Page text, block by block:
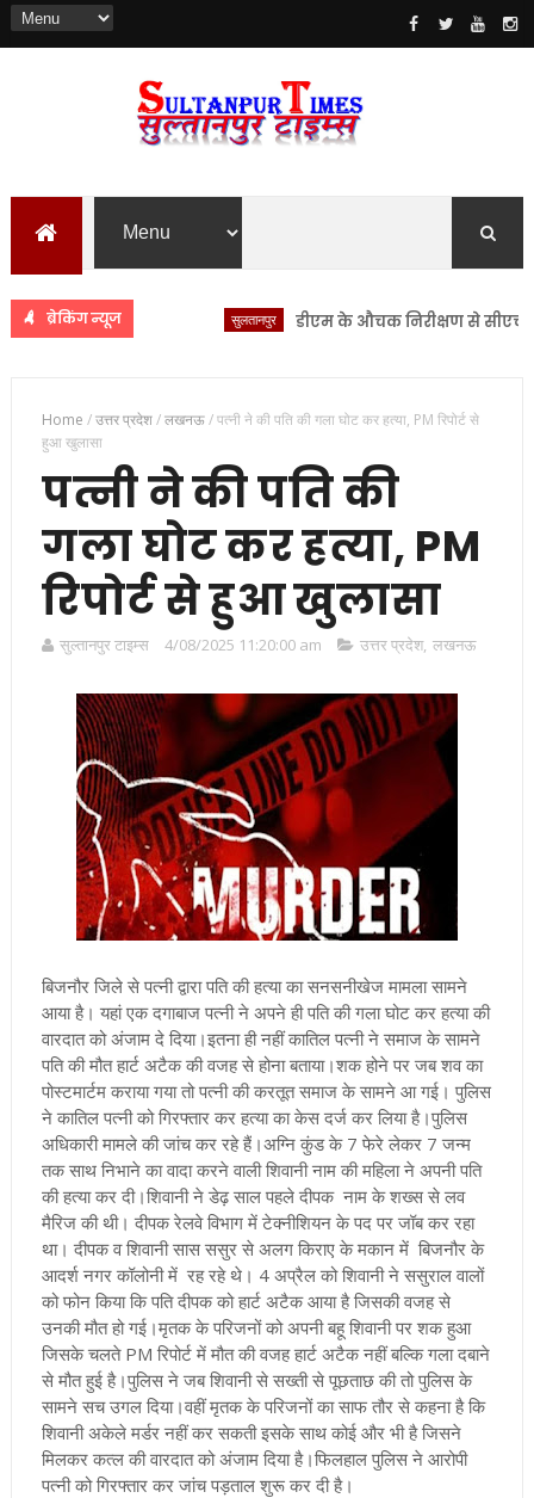
ब्रेकिंग न्यूज डीएम के औचक निरीक्षण से सीएचसी
Home /उत्तर प्रदेश/लखनऊ/पत्नी ने की पति की गला घोट कर हत्या, PM रिपोर्ट से
हुआ खुलासा
पत्नी ने की पति की
गला घोट कर हत्या, PM
रिपोर्ट से हुआ खुलासा
सुल्तानपुर टाइम्स 4/08/2025 11:20:00 am उत्तर प्रदेश, लखनऊ
बिजनौर जिले से पत्नी द्वारा पति की हत्या का सनसनीखेज मामला सामने
आया है। यहां एक दगाबाज पत्नी ने अपने ही पति की गला घोट कर हत्या की
वारदात को अंजाम दे दिया।इतना ही नहीं कातिल पत्नी ने समाज के सामने
पति की मौत हार्ट अटैक की वजह से होना बताया।शक होने पर जब शव का
पोस्टमार्टम कराया गया तो पत्नी की करतूत समाज के सामने आ गई। पुलिस
ने कातिल पत्नी को गिरफ्तार कर हत्या का केस दर्ज कर लिया है।पुलिस
अधिकारी मामले की जांच कर रहे हैं।अग्नि कुंड के 7 फेरे लेकर 7 जन्म
तक साथ निभाने का वादा करने वाली शिवानी नाम की महिला ने अपनी पति
की हत्या कर दी।शिवानी ने डेढ़ साल पहले दीपक नाम के शख्स से लव
मैरिज की थी। दीपक रेलवे विभाग में टेक्नीशियन के पद पर जॉब कर रहा
था। दीपक व शिवानी सास ससुर से अलग किराए के मकान में बिजनौर के
आदर्श नगर कॉलोनी में रह रहे थे। 4 अप्रैल को शिवानी ने ससुराल वालों
को फोन किया कि पति दीपक को हार्ट अटैक आया है जिसकी वजह से
उनकी मौत हो गई।मृतक के परिजनों को अपनी बहू शिवानी पर शक हुआ
जिसके चलते PM रिपोर्ट में मौत की वजह हार्ट अटैक नहीं बल्कि गला दबाने
से मौत हुई है।पुलिस ने जब शिवानी से सख्ती से पूछताछ की तो पुलिस के
सामने सच उगल दिया।वहीं मृतक के परिजनों का साफ तौर से कहना है कि
शिवानी अकेले मर्डर नहीं कर सकती इसके साथ कोई और भी है जिसने
मिलकर कत्ल की वारदात को अंजाम दिया है।फिलहाल पुलिस ने आरोपी
पत्नी को गिरफ्तार कर जांच पड़ताल शुरू कर दी है।